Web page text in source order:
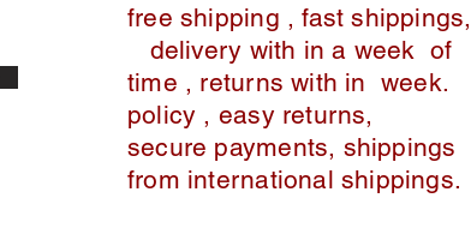
free shipping , fast shippings,
delivery with in a week of
time , returns with in week.
policy , easy returns,
secure payments, shippings
from international shippings.